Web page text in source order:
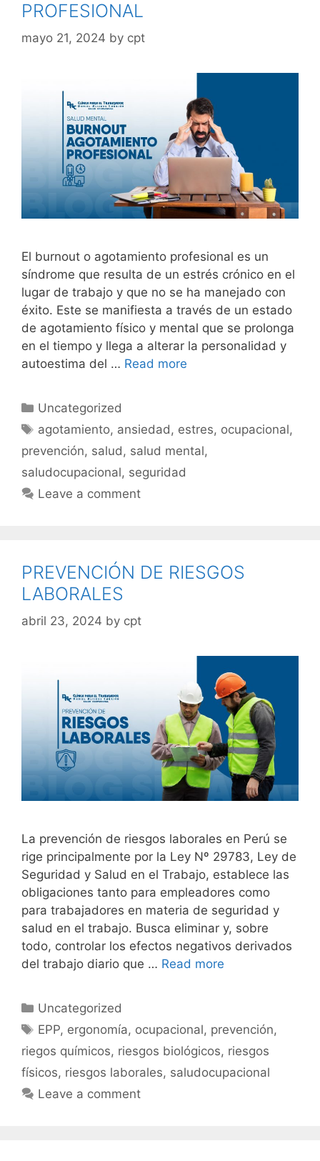
PROFESIONAL
mayo 21, 2024 by cpt
El burnout o agotamiento profesional es un
síndrome que resulta de un estrés crónico en el
lugar de trabajo y que no se ha manejado con
éxito. Este se manifiesta a través de un estado
de agotamiento físico y mental que se prolonga
en el tiempo y llega a alterar la personalidad y
autoestima del … Read more
Uncategorized
agotamiento, ansiedad , estres, ocupacional,
prevención, salud , salud mental,
saludocupacional, seguridad
Leave a comment
PREVENCIÓN DE RIESGOS
LABORALES
abril 23, 2024 by cpt
La prevención de riesgos laborales en Perú se
rige principalmente por la Ley Nº 29783, Ley de
Seguridad y Salud en el Trabajo, establece las
obligaciones tanto para empleadores como
para trabajadores en materia de seguridad y
salud en el trabajo. Busca eliminar y, sobre
todo, controlar los efectos negativos derivados
del trabajo diario que … Read more
Uncategorized
EPP, ergonomía, ocupacional, prevención,
riegos químicos, riesgos biológicos, riesgos
físicos, riesgos laborales, saludocupacional
Leave a comment